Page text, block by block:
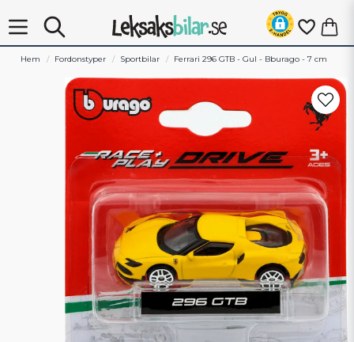
Hem Fordonstyper Sportbilar Ferrari 296 GTB - Gul - Bburago - 7 cm